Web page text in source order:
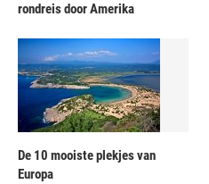
rondreis door Amerika
De 10 mooiste plekjes van
Europa